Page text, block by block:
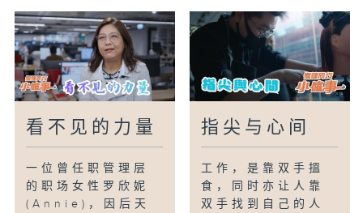
看不见的力量
一位曾任职管理层
的职场女性罗欣妮
(Annie)，因后天
指尖与心间
工作，是靠双手搵
食，同时亦让人靠
双手找到自己的人